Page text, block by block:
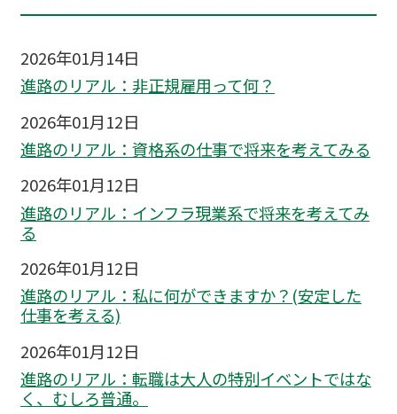
2026年01月14日
進路のリアル：非正規雇用って何？
2026年01月12日
進路のリアル：資格系の仕事で将来を考えてみる
2026年01月12日
進路のリアル：インフラ現業系で将来を考えてみ
る
2026年01月12日
進路のリアル：私に何ができますか？(安定した
仕事を考える)
2026年01月12日
進路のリアル：転職は大人の特別イベントではな
く、むしろ普通。